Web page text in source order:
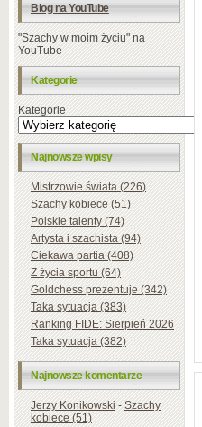
Blog na YouTube
"Szachy w moim życiu" na
YouTube
Kategorie
Kategorie
Najnowsze wpisy
Mistrzowie świata (226)
Szachy kobiece (51)
Polskie talenty (74)
Artysta i szachista (94)
Ciekawa partia (408)
Z życia sportu (64)
Goldchess prezentuje (342)
Taka sytuacja (383)
Ranking FIDE: Sierpień 2026
Taka sytuacja (382)
Najnowsze komentarze
Jerzy Konikowski-Szachy
kobiece (51)